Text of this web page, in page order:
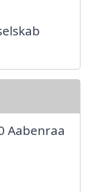
Aabenraa